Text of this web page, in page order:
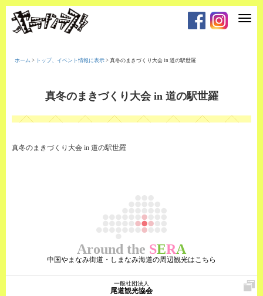
T
t
i
ホーム > トップ、イベント情報に表示 > 真冬のまきづくり大会 in 道の駅世羅
真冬のまきづくり大会 in 道の駅世羅
真冬のまきづくり大会 in 道の駅世羅
Around the SERA
中国やまなみ街道・しまなみ海道の周辺観光はこちら
一般社団法人
尾道観光協会